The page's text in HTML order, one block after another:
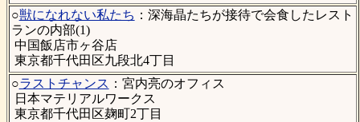
○獣になれない私たち ：深海晶たちが接待で会食したレスト
ランの内部(1)
中国飯店市ヶ谷店
東京都千代田区九段北4丁目
○ラストチャンス ：宮内亮のオフィス
日本マテリアルワークス
東京都千代田区麹町2丁目